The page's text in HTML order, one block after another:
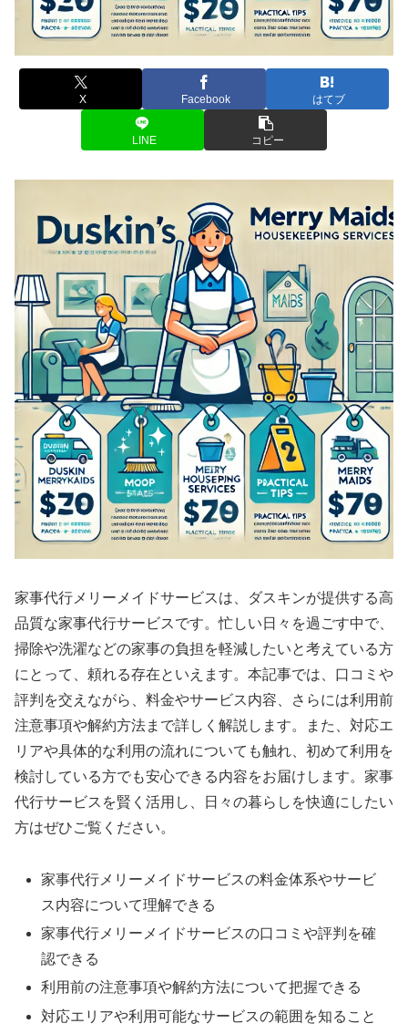
X Facebook はてブ
LINE コピー
家事代行メリーメイドサービスは、ダスキンが提供する高
品質な家事代行サービスです。忙しい日々を過ごす中で、
掃除や洗濯などの家事の負担を軽減したいと考えている方
にとって、頼れる存在といえます。本記事では、口コミや
評判を交えながら、料金やサービス内容、さらには利用前
注意事項や解約方法まで詳しく解説します。また、対応エ
リアや具体的な利用の流れについても触れ、初めて利用を
検討している方でも安心できる内容をお届けします。家事
代行サービスを賢く活用し、日々の暮らしを快適にしたい
方はぜひご覧ください。
家事代行メリーメイドサービスの料金体系やサービ
ス内容について理解できる
家事代行メリーメイドサービスの口コミや評判を確
認できる
利用前の注意事項や解約方法について把握できる
対応エリアや利用可能なサービスの範囲を知ること